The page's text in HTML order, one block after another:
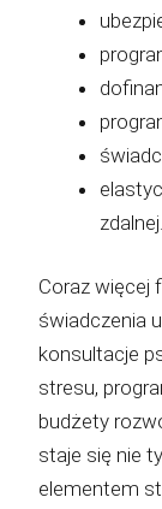
zdalnej.
Coraz więcej
świadczenia
konsultacje
stresu,
budżety
staje się nie
elementem